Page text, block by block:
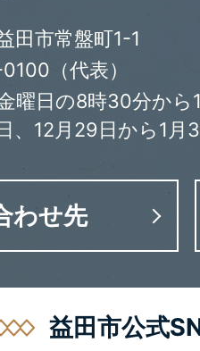
田市常盤町1-1
（代表）
曜日の8時30分から
、12月29日から1月
わせ先
益田市公式